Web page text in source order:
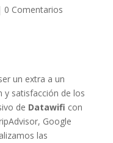
0 Comentarios
un extra a un
y satisfacción de los
de Datawifi con
Google
las